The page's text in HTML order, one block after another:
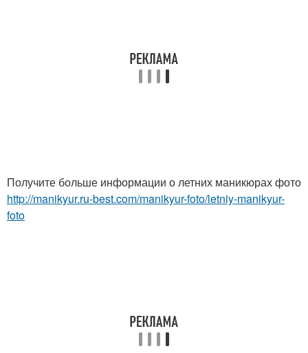
Получите больше информации о летних маникюрах фото
http://manikyur.ru-best.com/manikyur-foto/letniy-manikyur-
foto